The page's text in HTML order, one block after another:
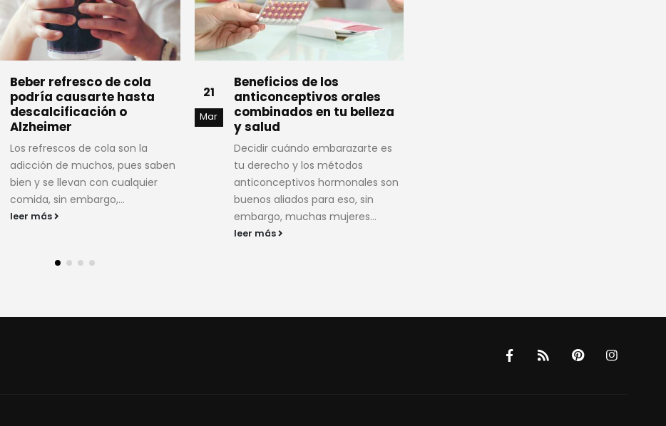
Beneficios de los
anticonceptivos orales
combinados en tu belleza
y salud
Decidir cuándo embarazarte es
tu derecho y los métodos
anticonceptivos hormonales son
buenos aliados para eso, sin
embargo, muchas mujeres...
21
Mar
Licuado de avena, canela
y piña para fortalecer tus
rodillas
El dolor de rodillas no es exclusivo
de alguna actividad o edad, hay
muchos factores que las van
dañando a...
leer más